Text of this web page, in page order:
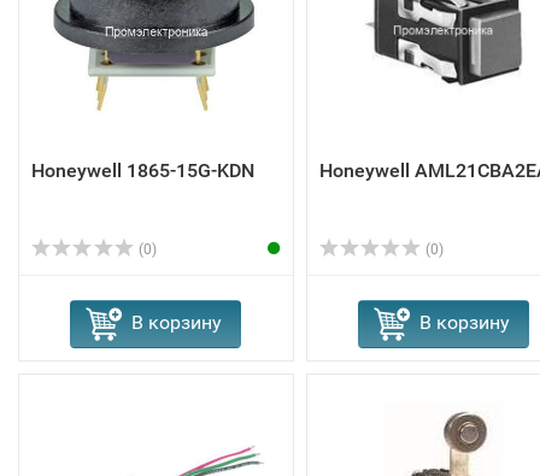
Honeywell 1865-15G-KDN
(0)
В корзину
Honeywell
(0)
В корзину